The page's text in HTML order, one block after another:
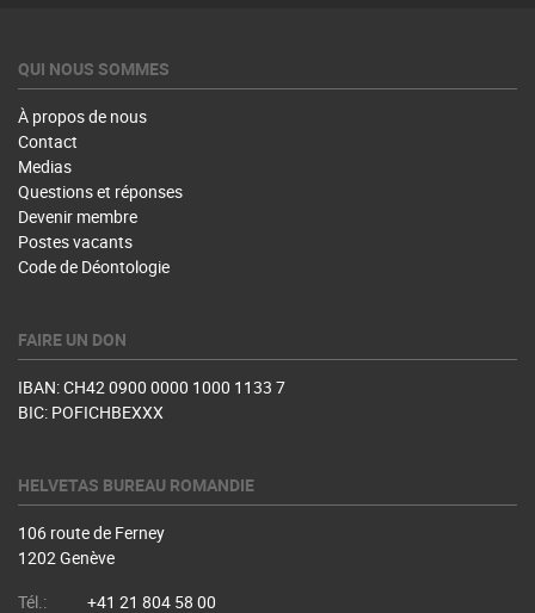
QUI NOUS SOMMES
À propos de nous
Contact
Medias
Questions et réponses
Devenir membre
Postes vacants
Code de Déontologie
FAIRE UN DON
IBAN: CH42 0900 0000 1000 1133 7
BIC: POFICHBEXXX
HELVETAS BUREAU ROMANDIE
106 route de Ferney
1202 Genève
Tél.:
+41 21 804 58 00